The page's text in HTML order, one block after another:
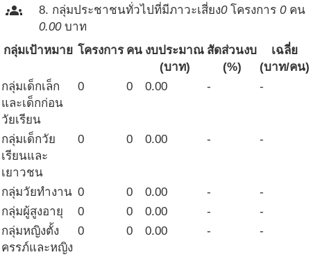
groups 8. กลุ่มประชาชนทั่วไปที่มีภาวะเสี่ยง0โครงการ 0คน
0.00บาท
กลุ่มเป้าหมาย โครงการ คน งบประมาณ
(บาท)
สัดส่วนงบ
(%)
เฉลี่ย
(บาท/คน)
กลุ่มเด็กเล็ก
และเด็กก่อน
วัยเรียน
0 0 0.00 - -
กลุ่มเด็กวัย
เรียนและ
เยาวชน
0 0 0.00 - -
กลุ่มวัยทำงาน 0 0 0.00 -
-
กลุ่มผู้สูงอายุ
0 0 0.00 -
-
กลุ่มหญิงตั้ง
ครรภ์และหญิง
0 0 0.00 - -